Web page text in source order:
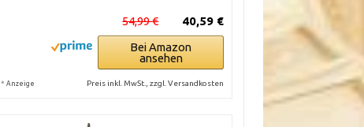
40,59 €
54,99 €
Bei Amazon
ansehen
* Anzeige Preis inkl. MwSt., zzgl. Versandkosten